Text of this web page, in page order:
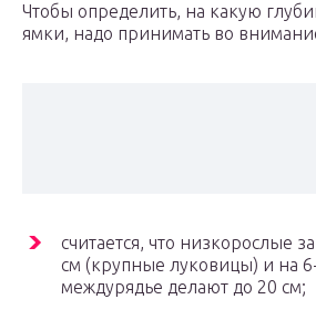
Чтобы определить, на какую
ямки, надо принимать во
считается, что низкорослые
см (крупные луковицы) и на
междурядье делают до 20 см;